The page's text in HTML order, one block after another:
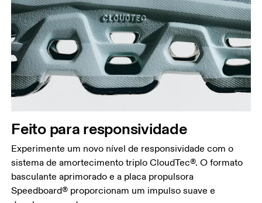
Feito para responsividade
Experimente um novo nível de responsividade com o
sistema de amortecimento triplo CloudTec®. O formato
basculante aprimorado e a placa propulsora
Speedboard® proporcionam um impulso suave e